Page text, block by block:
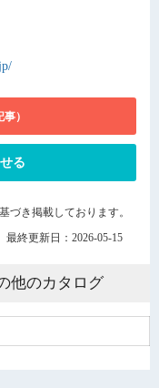
）
る
づき掲載しております。
最終更新日：2026-05-15
他のカタログ